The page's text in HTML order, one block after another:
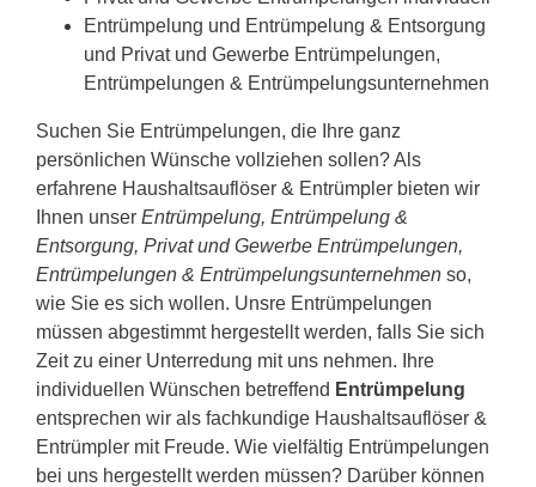
Entrümpelung und Entrümpelung & Entsorgung
und Privat und Gewerbe Entrümpelungen,
Entrümpelungen & Entrümpelungsunternehmen
Suchen Sie Entrümpelungen, die Ihre ganz
persönlichen Wünsche vollziehen sollen? Als
erfahrene Haushaltsauflöser & Entrümpler bieten wir
Ihnen unser Entrümpelung, Entrümpelung &
Entsorgung, Privat und Gewerbe Entrümpelungen,
Entrümpelungen & Entrümpelungsunternehmen so,
wie Sie es sich wollen. Unsre Entrümpelungen
müssen abgestimmt hergestellt werden, falls Sie sich
Zeit zu einer Unterredung mit uns nehmen. Ihre
individuellen Wünschen betreffend Entrümpelung
entsprechen wir als fachkundige Haushaltsauflöser &
Entrümpler mit Freude. Wie vielfältig Entrümpelungen
bei uns hergestellt werden müssen? Darüber können